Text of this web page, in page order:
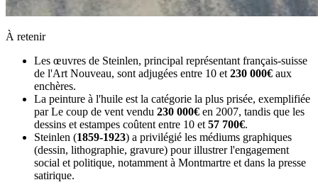
À retenir
Les œuvres de Steinlen, principal représentant français-suisse
de l'Art Nouveau, sont adjugées entre 10 et 230 000€ aux
enchères.
La peinture à l'huile est la catégorie la plus prisée, exemplifiée
par Le coup de vent vendu 230 000€ en 2007, tandis que les
dessins et estampes coûtent entre 10 et 57 700€.
Steinlen (1859-1923) a privilégié les médiums graphiques
(dessin, lithographie, gravure) pour illustrer l'engagement
social et politique, notamment à Montmartre et dans la presse
satirique.